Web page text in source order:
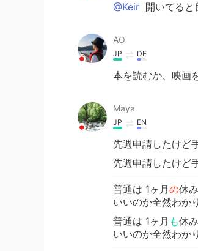
@Keir 開いてると
AO
JP DE
本を読むか、映画
Maya
JP EN
先週申請したけど
先週申請したけど
普通は 1ヶ月の休
いいのか全然わか
普通は 1ヶ月 も休
いいのか全然わか